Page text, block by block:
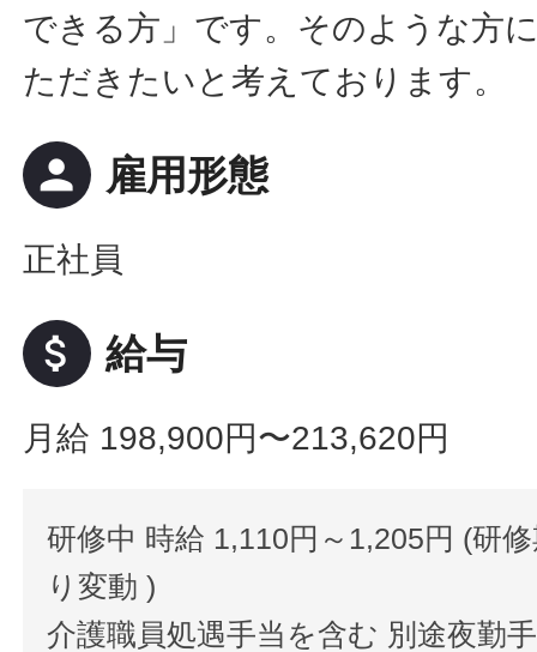
できる方」です。そのような方
ただきたいと考えております。
person 雇用形態
正社員
attach_money 給与
月給 198,900円〜213,620円
研修中 時給 1,110円～1,205円 (研
り変動 )
介護職員処遇手当を含む 別途夜勤